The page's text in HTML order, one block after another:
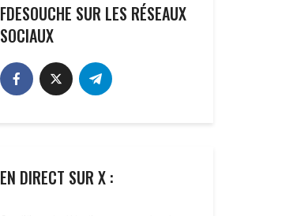
FDESOUCHE SUR LES RÉSEAUX
SOCIAUX
EN DIRECT SUR X :